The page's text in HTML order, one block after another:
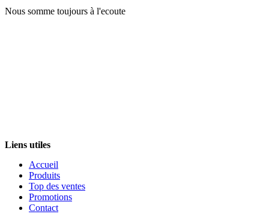
Nous somme toujours à l'ecoute
Liens utiles
Accueil
Produits
Top des ventes
Promotions
Contact